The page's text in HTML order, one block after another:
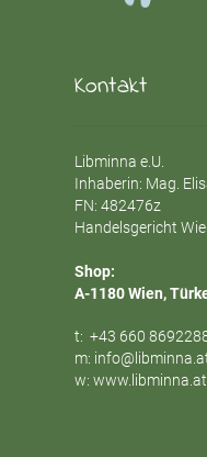
Kontakt
Libminna e.U.
Inhaberin: Mag.
FN: 482476z
Handelsgericht
Shop:
A-1180 Wien,
t: +43 660
m:
w: www.libminna.at